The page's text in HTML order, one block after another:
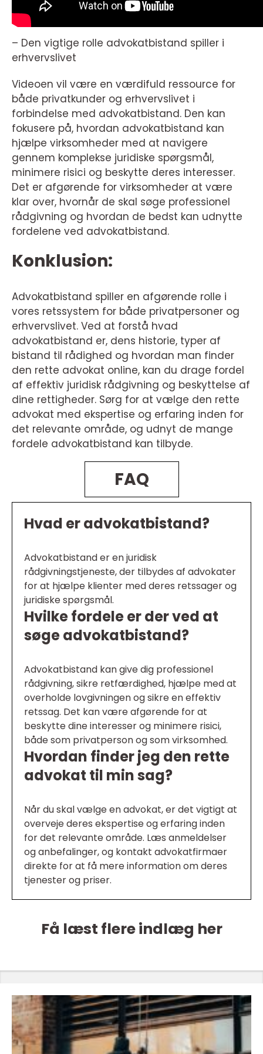
– Den vigtige rolle advokatbistand spiller i
erhvervslivet
Videoen vil være en værdifuld ressource for
både privatkunder og erhvervslivet i
forbindelse med advokatbistand. Den kan
fokusere på, hvordan advokatbistand kan
hjælpe virksomheder med at navigere
gennem komplekse juridiske spørgsmål,
minimere risici og beskytte deres interesser.
Det er afgørende for virksomheder at være
klar over, hvornår de skal søge professionel
rådgivning og hvordan de bedst kan udnytte
fordelene ved advokatbistand.
Konklusion:
Advokatbistand spiller en afgørende rolle i
vores retssystem for både privatpersoner og
erhvervslivet. Ved at forstå hvad
advokatbistand er, dens historie, typer af
bistand til rådighed og hvordan man finder
den rette advokat online, kan du drage fordel
af effektiv juridisk rådgivning og beskyttelse af
dine rettigheder. Sørg for at vælge den rette
advokat med ekspertise og erfaring inden for
det relevante område, og udnyt de mange
fordele advokatbistand kan tilbyde.
FAQ
Hvad er advokatbistand?
Advokatbistand er en juridisk
rådgivningstjeneste, der tilbydes af advokater
for at hjælpe klienter med deres retssager og
juridiske spørgsmål.
Hvilke fordele er der ved at
søge advokatbistand?
Advokatbistand kan give dig professionel
rådgivning, sikre retfærdighed, hjælpe med at
overholde lovgivningen og sikre en effektiv
retssag. Det kan være afgørende for at
beskytte dine interesser og minimere risici,
både som privatperson og som virksomhed.
Hvordan finder jeg den rette
advokat til min sag?
Når du skal vælge en advokat, er det vigtigt at
overveje deres ekspertise og erfaring inden
for det relevante område. Læs anmeldelser
og anbefalinger, og kontakt advokatfirmaer
direkte for at få mere information om deres
tjenester og priser.
Få læst flere indlæg her